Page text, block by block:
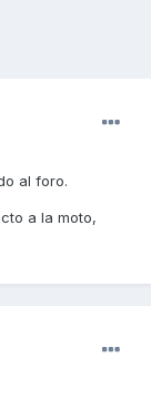
al foro.
a la moto,